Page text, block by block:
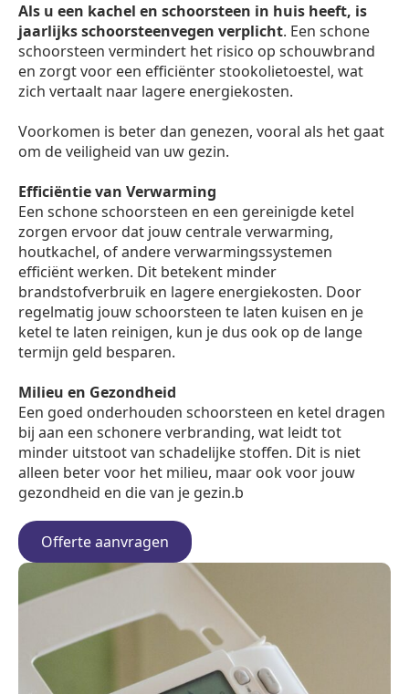
Als u een kachel en schoorsteen in huis heeft, is
jaarlijks schoorsteenvegen verplicht. Een schone
schoorsteen vermindert het risico op schouwbrand
en zorgt voor een efficiënter stookolietoestel, wat
zich vertaalt naar lagere energiekosten.
Voorkomen is beter dan genezen, vooral als het gaat
om de veiligheid van uw gezin.
Efficiëntie van Verwarming
Een schone schoorsteen en een gereinigde ketel
zorgen ervoor dat jouw centrale verwarming,
houtkachel, of andere verwarmingssystemen
efficiënt werken. Dit betekent minder
brandstofverbruik en lagere energiekosten. Door
regelmatig jouw schoorsteen te laten kuisen en je
ketel te laten reinigen, kun je dus ook op de lange
termijn geld besparen.
Milieu en Gezondheid
Een goed onderhouden schoorsteen en ketel dragen
bij aan een schonere verbranding, wat leidt tot
minder uitstoot van schadelijke stoffen. Dit is niet
alleen beter voor het milieu, maar ook voor jouw
gezondheid en die van je gezin.b
Offerte aanvragen